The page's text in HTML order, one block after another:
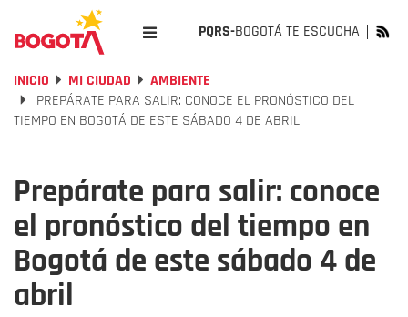
PQRS-BOGOTÁ TE ESCUCHA
INICIO MI CIUDAD
AMBIENTE
PREPÁRATE PARA SALIR: CONOCE EL PRONÓSTICO DEL
TIEMPO EN BOGOTÁ DE ESTE SÁBADO 4 DE ABRIL
Prepárate para salir: conoce
el pronóstico del tiempo en
Bogotá de este sábado 4 de
abril